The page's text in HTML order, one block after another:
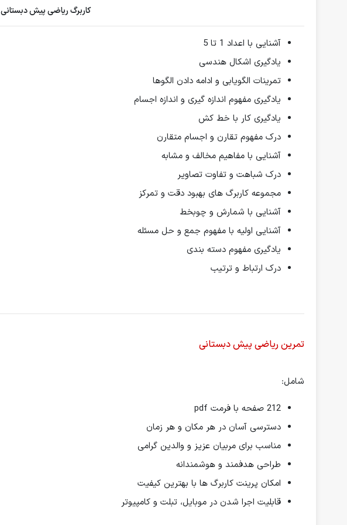
کاربرگ ریاضی پیش دبستانی
آشنایی با اعداد 1 تا 5
یادگیری اشکال هندسی
تمرینات الگویابی و ادامه دادن الگوها
یادگیری مفهوم اندازه گیری و اندازه اجسام
یادگیری کار با خط کش
درک مفهوم تقارن و اجسام متقارن
آشنایی با مفاهیم مخالف و مشابه
درک شباهت و تفاوت تصاویر
مجموعه کاربرگ های بهبود دقت و تمرکز
آشنایی با شمارش و چوبخط
آشنایی اولیه با مفهوم جمع و حل مسئله
یادگیری مفهوم دسته بندی
درک ارتباط و ترتیب
تمرین ریاضی پیش دبستانی
شامل:
212 صفحه با فرمت pdf
دسترسی آسان در هر مکان و هر زمان
مناسب برای مربیان عزیز و والدین گرامی
طراحی هدفمند و هوشمندانه
امکان پرینت کاربرگ ها با بهترین کیفیت
قابلیت اجرا شدن در موبایل، تبلت و کامپیوتر